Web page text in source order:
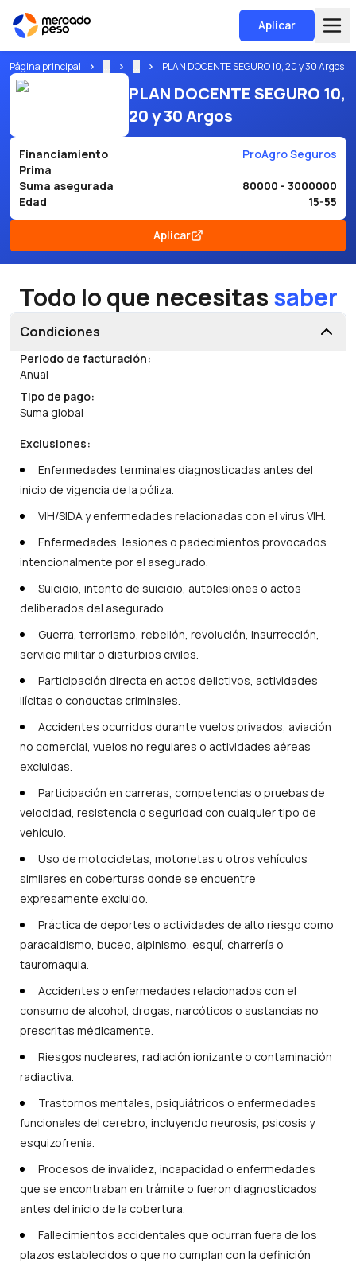
Aplicar
Página principal PLAN DOCENTE SEGURO 10, 20 y 30 Argos
PLAN DOCENTE SEGURO 10,
20 y 30 Argos
Financiamiento
ProAgro Seguros
Prima
Suma asegurada
80000 - 3000000
Edad
15-55
Aplicar
Todo lo que necesitassaber
Condiciones
Periodo de facturación:
Anual
Tipo de pago:
Suma global
Exclusiones:
Enfermedades terminales diagnosticadas antes del
inicio de vigencia de la póliza.
VIH/SIDA y enfermedades relacionadas con el virus VIH.
Enfermedades, lesiones o padecimientos provocados
intencionalmente por el asegurado.
Suicidio, intento de suicidio, autolesiones o actos
deliberados del asegurado.
Guerra, terrorismo, rebelión, revolución, insurrección,
servicio militar o disturbios civiles.
Participación directa en actos delictivos, actividades
ilícitas o conductas criminales.
Accidentes ocurridos durante vuelos privados, aviación
no comercial, vuelos no regulares o actividades aéreas
excluidas.
Participación en carreras, competencias o pruebas de
velocidad, resistencia o seguridad con cualquier tipo de
vehículo.
Uso de motocicletas, motonetas u otros vehículos
similares en coberturas donde se encuentre
expresamente excluido.
Práctica de deportes o actividades de alto riesgo como
paracaidismo, buceo, alpinismo, esquí, charrería o
tauromaquia.
Accidentes o enfermedades relacionados con el
consumo de alcohol, drogas, narcóticos o sustancias no
prescritas médicamente.
Riesgos nucleares, radiación ionizante o contaminación
radiactiva.
Trastornos mentales, psiquiátricos o enfermedades
funcionales del cerebro, incluyendo neurosis, psicosis y
esquizofrenia.
Procesos de invalidez, incapacidad o enfermedades
que se encontraban en trámite o fueron diagnosticados
antes del inicio de la cobertura.
Fallecimientos accidentales que ocurran fuera de los
plazos establecidos o que no cumplan con la definición